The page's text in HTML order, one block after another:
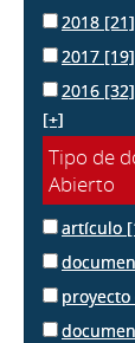
2018 [21]
2017 [19]
2016 [32]
[+]
Tipo de
Abierto
artículo